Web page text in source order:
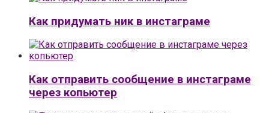
Как придумать ник в инстаграме
Как отправить сообщение в инстаграме
через копьютер